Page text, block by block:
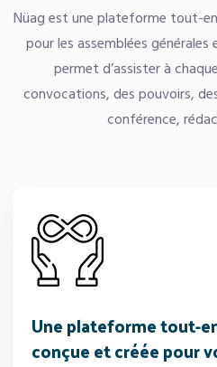
Nüag est une plateforme tout-
pour les assemblées
permet d’assister à
convocations, des pouvoirs,
conférence,
Une plateforme tout-
conçue et créée pour